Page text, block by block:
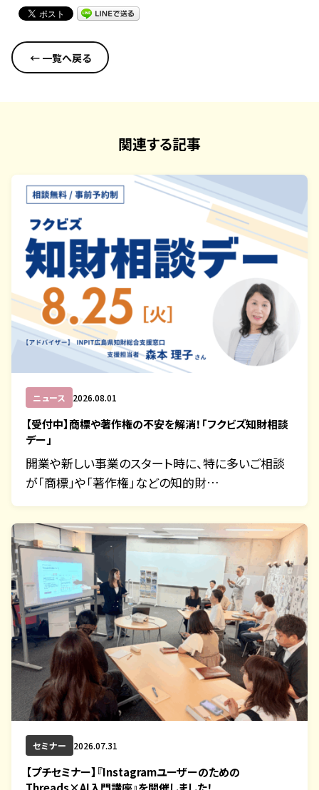
← 一覧へ戻る
関連する記事
ニュース 2026.08.01
【受付中】商標や著作権の不安を解消！「フクビズ知財相談
デー」
開業や新しい事業のスタート時に、特に多いご相談
が「商標」や「著作権」などの知的財…
セミナー 2026.07.31
【プチセミナー】『Instagramユーザーのための